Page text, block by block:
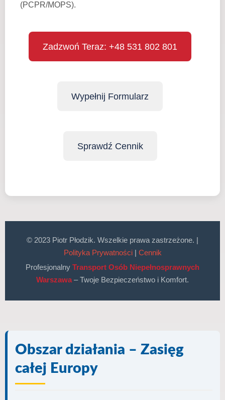
(PCPR/MOPS).
Zadzwoń Teraz: +48 531 802 801
Wypełnij Formularz
Sprawdź Cennik
© 2023 Piotr Płodzik. Wszelkie prawa zastrzeżone. |
Polityka Prywatności| Cennik
Profesjonalny Transport Osób Niepełnosprawnych
Warszawa – Twoje Bezpieczeństwo i Komfort.
Obszar działania – Zasięg
całej Europy